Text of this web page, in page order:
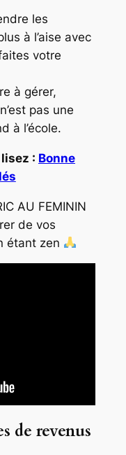
les
à l’aise avec
votre
à gérer,
pas une
à l’école.
: Bonne
AU FEMININ
de vos
étant zen
de revenus